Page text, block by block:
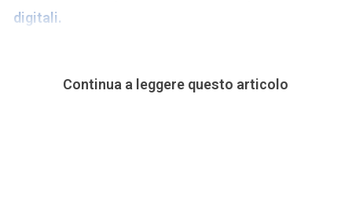
digitali.
Continua a leggere questo articolo